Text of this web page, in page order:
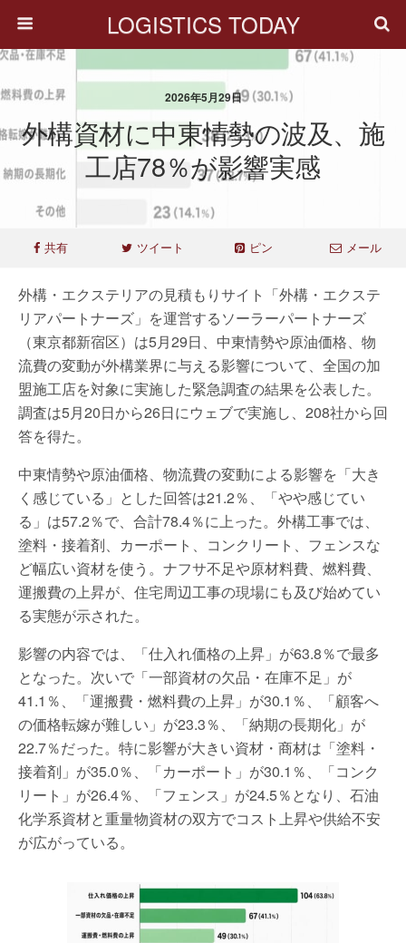
LOGISTICS TODAY
2026年5月29日
外構資材に中東情勢の波及、施
工店78％が影響実感
共有 ツイート ピン メール
外構・エクステリアの見積もりサイト「外構・エクステ
リアパートナーズ」を運営するソーラーパートナーズ
（東京都新宿区）は5月29日、中東情勢や原油価格、物
流費の変動が外構業界に与える影響について、全国の加
盟施工店を対象に実施した緊急調査の結果を公表した。
調査は5月20日から26日にウェブで実施し、208社から回
答を得た。
中東情勢や原油価格、物流費の変動による影響を「大き
く感じている」とした回答は21.2％、「やや感じてい
る」は57.2％で、合計78.4％に上った。外構工事では、
塗料・接着剤、カーポート、コンクリート、フェンスな
ど幅広い資材を使う。ナフサ不足や原材料費、燃料費、
運搬費の上昇が、住宅周辺工事の現場にも及び始めてい
る実態が示された。
影響の内容では、「仕入れ価格の上昇」が63.8％で最多
となった。次いで「一部資材の欠品・在庫不足」が
41.1％、「運搬費・燃料費の上昇」が30.1％、「顧客へ
の価格転嫁が難しい」が23.3％、「納期の長期化」が
22.7％だった。特に影響が大きい資材・商材は「塗料・
接着剤」が35.0％、「カーポート」が30.1％、「コンク
リート」が26.4％、「フェンス」が24.5％となり、石油
化学系資材と重量物資材の双方でコスト上昇や供給不安
が広がっている。